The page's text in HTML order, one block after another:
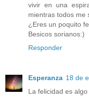
vivir en una
mientras todos me
¿Eres un poquito
Besicos sorianos:)
Responder
Esperanza 18 de
La felicidad es algo